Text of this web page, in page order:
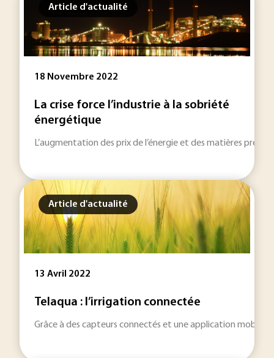
Article d'actualité
18 Novembre 2022
La crise force l’industrie à la sobriété
énergétique
L’augmentation des prix de l’énergie et des matières
Article d'actualité
13 Avril 2022
Telaqua : l’irrigation connectée
Grâce à des capteurs connectés et une application mobile,